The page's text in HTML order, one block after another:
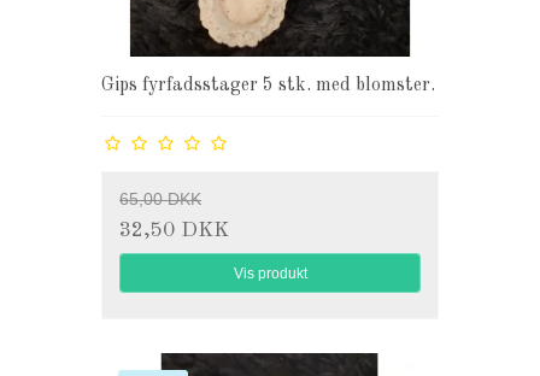
Gips fyrfadsstager 5 stk. med blomster.
65,00 DKK
32,50 DKK
Vis produkt